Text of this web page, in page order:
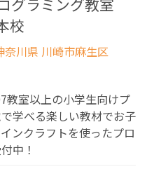
校
奈川県 川崎市麻生区
室以上の小学生向けプ
学べる楽しい教材でお子
ンクラフトを使ったプロ
中！